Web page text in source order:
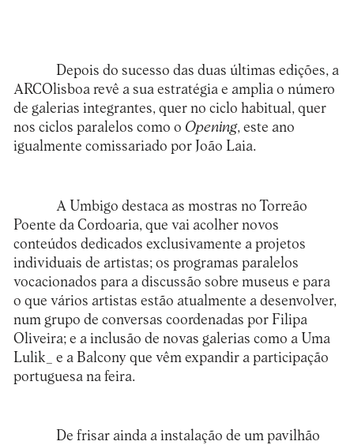
Depois do sucesso das duas últimas edições, a
ARCOlisboa revê a sua estratégia e amplia o número
de galerias integrantes, quer no ciclo habitual, quer
nos ciclos paralelos como o Opening, este ano
igualmente comissariado por João Laia.
A Umbigo destaca as mostras no Torreão
Poente da Cordoaria, que vai acolher novos
conteúdos dedicados exclusivamente a projetos
individuais de artistas; os programas paralelos
vocacionados para a discussão sobre museus e para
o que vários artistas estão atualmente a desenvolver,
num grupo de conversas coordenadas por Filipa
Oliveira; e a inclusão de novas galerias como a Uma
Lulik_ e a Balcony que vêm expandir a participação
portuguesa na feira.
De frisar ainda a instalação de um pavilhão